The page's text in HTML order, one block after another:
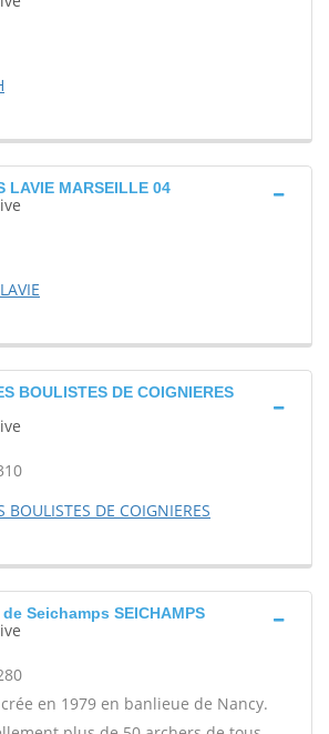
LAVIE MARSEILLE 04
BOULISTES DE COIGNIERES
BOULISTES DE COIGNIERES
Seichamps SEICHAMPS
en 1979 en banlieue de Nancy.